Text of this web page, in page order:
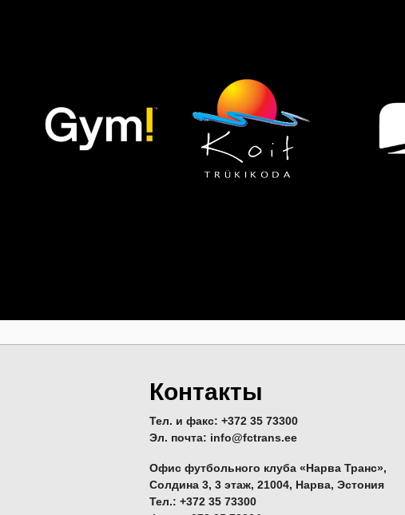
Контакты
Тел. и факс: +372 35 73300
Эл. почта: info@fctrans.ee
Офис футбольного клуба «Нарва Транс»,
Солдина 3, 3 этаж, 21004, Нарва, Эстония
Тел.: +372 35 73300